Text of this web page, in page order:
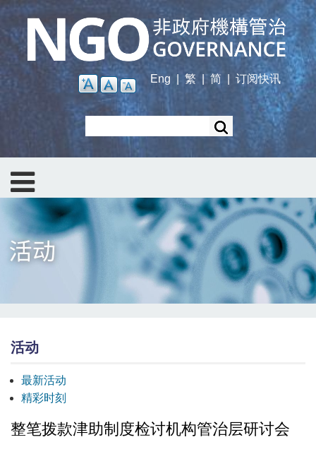
Skip
main
content
Eng
繁 | 简 订阅快讯
活动
最新活动
精彩时刻
整笔拨款津助制度检讨机构管治层研讨会